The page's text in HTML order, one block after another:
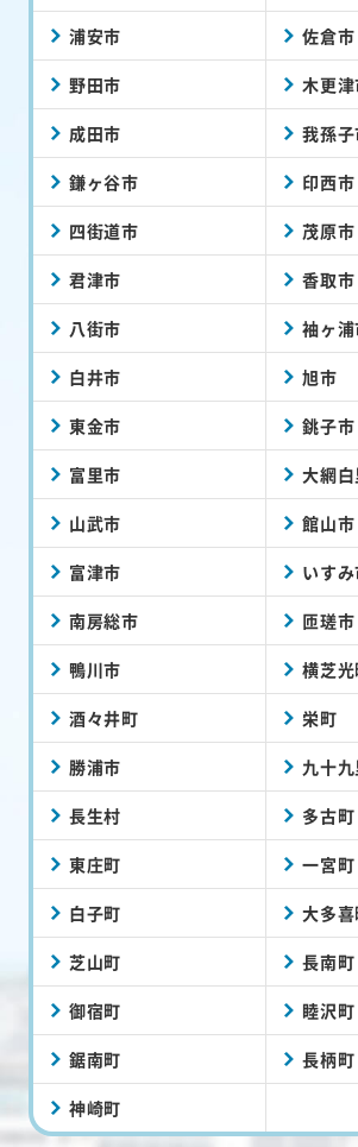
浦安市 佐倉市
野田市 木更津
成田市 我孫子
鎌ヶ谷市 印西市
四街道市 茂原市
君津市 香取市
八街市 袖ヶ浦
白井市 旭市
東金市 銚子市
富里市 大網
山武市 館山市
富津市 いす
南房総市 匝瑳市
鴨川市 横芝光
酒々井町 栄町
勝浦市 九十
長生村 多古町
東庄町 一宮町
白子町 大多喜
芝山町 長南町
御宿町 睦沢町
鋸南町 長柄町
神崎町